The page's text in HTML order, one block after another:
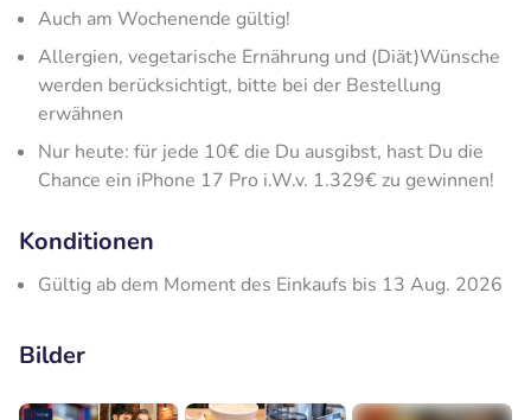
Auch am Wochenende gültig!
Allergien, vegetarische Ernährung und (Diät)Wünsche
werden berücksichtigt, bitte bei der Bestellung
erwähnen
Nur heute: für jede 10€ die Du ausgibst, hast Du die
Chance ein iPhone 17 Pro i.W.v. 1.329€ zu gewinnen!
Konditionen
Gültig ab dem Moment des Einkaufs bis 13 Aug. 2026
Bilder